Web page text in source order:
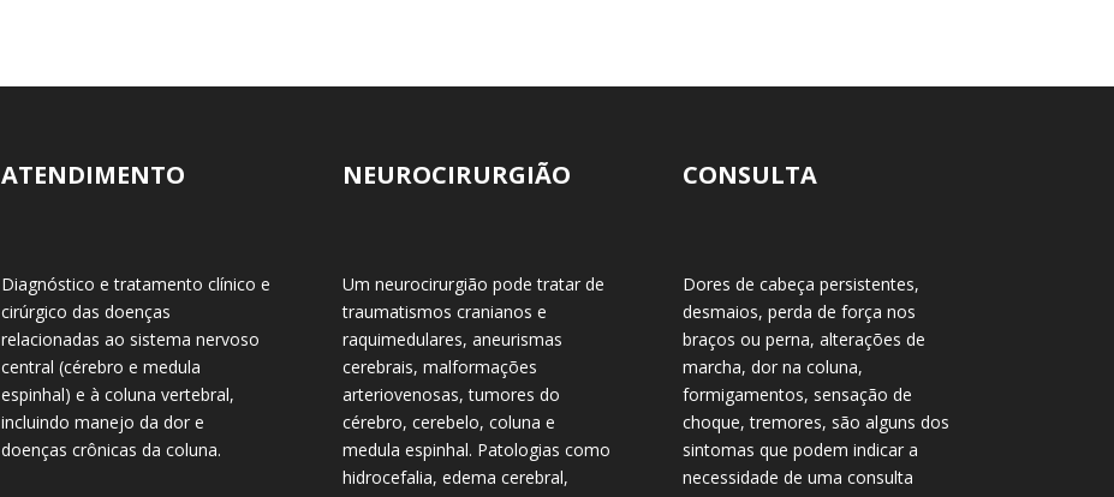
ATENDIMENTO
Diagnóstico e tratamento clínico e
cirúrgico das doenças
relacionadas ao sistema nervoso
central (cérebro e medula
espinhal) e à coluna vertebral,
incluindo manejo da dor e
doenças crônicas da coluna.
NEUROCIRURGIÃO
Um neurocirurgião pode tratar de
traumatismos cranianos e
raquimedulares, aneurismas
cerebrais, malformações
arteriovenosas, tumores do
cérebro, cerebelo, coluna e
medula espinhal. Patologias como
hidrocefalia, edema cerebral,
CONSULTA
Dores de cabeça persistentes,
desmaios, perda de força nos
braços ou perna, alterações de
marcha, dor na coluna,
formigamentos, sensação de
choque, tremores, são alguns dos
sintomas que podem indicar a
necessidade de uma consulta